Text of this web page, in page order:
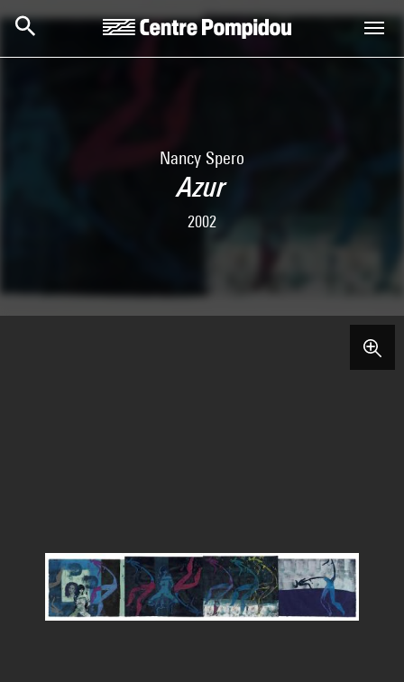
Centre Pompidou
Nancy Spero
Azur
2002